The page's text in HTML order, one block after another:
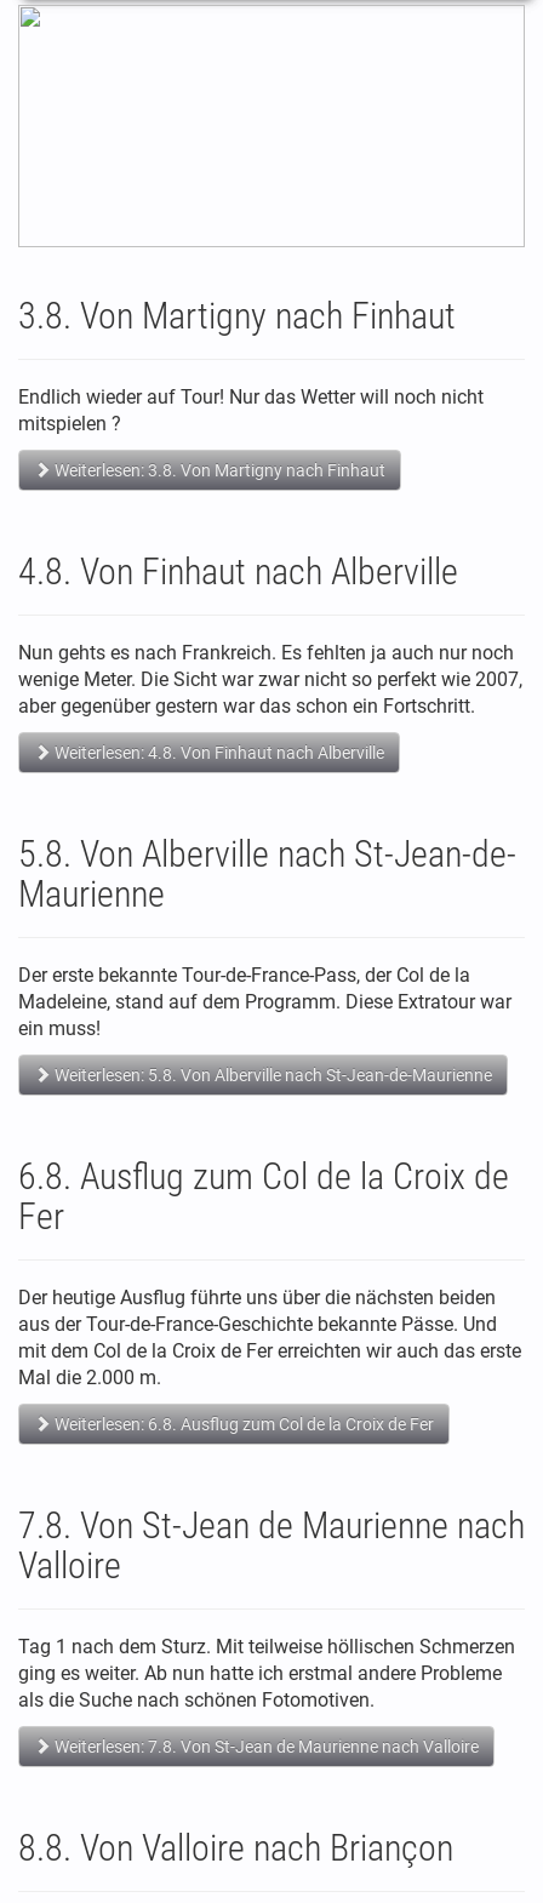
3.8. Von Martigny nach Finhaut
Endlich wieder auf Tour! Nur das Wetter will noch nicht
mitspielen ?
Weiterlesen: 3.8. Von Martigny nach Finhaut
4.8. Von Finhaut nach Alberville
Nun gehts es nach Frankreich. Es fehlten ja auch nur noch
wenige Meter. Die Sicht war zwar nicht so perfekt wie 2007,
aber gegenüber gestern war das schon ein Fortschritt.
Weiterlesen: 4.8. Von Finhaut nach Alberville
5.8. Von Alberville nach St-Jean-de-
Maurienne
Der erste bekannte Tour-de-France-Pass, der Col de la
Madeleine, stand auf dem Programm. Diese Extratour war
ein muss!
Weiterlesen: 5.8. Von Alberville nach St-Jean-de-Maurienne
6.8. Ausflug zum Col de la Croix de
Fer
Der heutige Ausflug führte uns über die nächsten beiden
aus der Tour-de-France-Geschichte bekannte Pässe. Und
mit dem Col de la Croix de Fer erreichten wir auch das erste
Mal die 2.000 m.
Weiterlesen: 6.8. Ausflug zum Col de la Croix de Fer
7.8. Von St-Jean de Maurienne nach
Valloire
Tag 1 nach dem Sturz. Mit teilweise höllischen Schmerzen
ging es weiter. Ab nun hatte ich erstmal andere Probleme
als die Suche nach schönen Fotomotiven.
Weiterlesen: 7.8. Von St-Jean de Maurienne nach Valloire
8.8. Von Valloire nach Briançon